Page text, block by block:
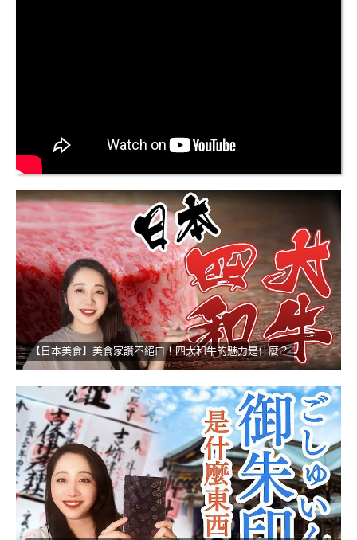
【日本美食】美食家讚不絕口！四大和牛的魅力是什麼？